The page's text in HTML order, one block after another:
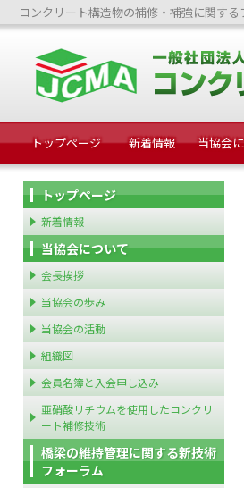
コンクリート構造物の補修・補強に関す
トップページ 新着情報 当協会
トップページ
新着情報
当協会について
会長挨拶
当協会の歩み
当協会の活動
組織図
会員名簿と入会申し込み
亜硝酸リチウムを使用したコンクリ
ート補修技術
橋梁の維持管理に関する新技術
フォーラム